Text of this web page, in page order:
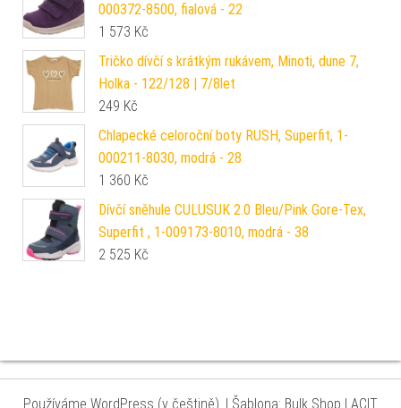
000372-8500, fialová - 22
1 573 Kč
Tričko dívčí s krátkým rukávem, Minoti, dune 7,
Holka - 122/128 | 7/8let
249 Kč
Chlapecké celoroční boty RUSH, Superfit, 1-
000211-8030, modrá - 28
1 360 Kč
Dívčí sněhule CULUSUK 2.0 Bleu/Pink Gore-Tex,
Superfit , 1-009173-8010, modrá - 38
2 525 Kč
Používáme WordPress (v češtině). Šablona: Bulk Shop | ACIT